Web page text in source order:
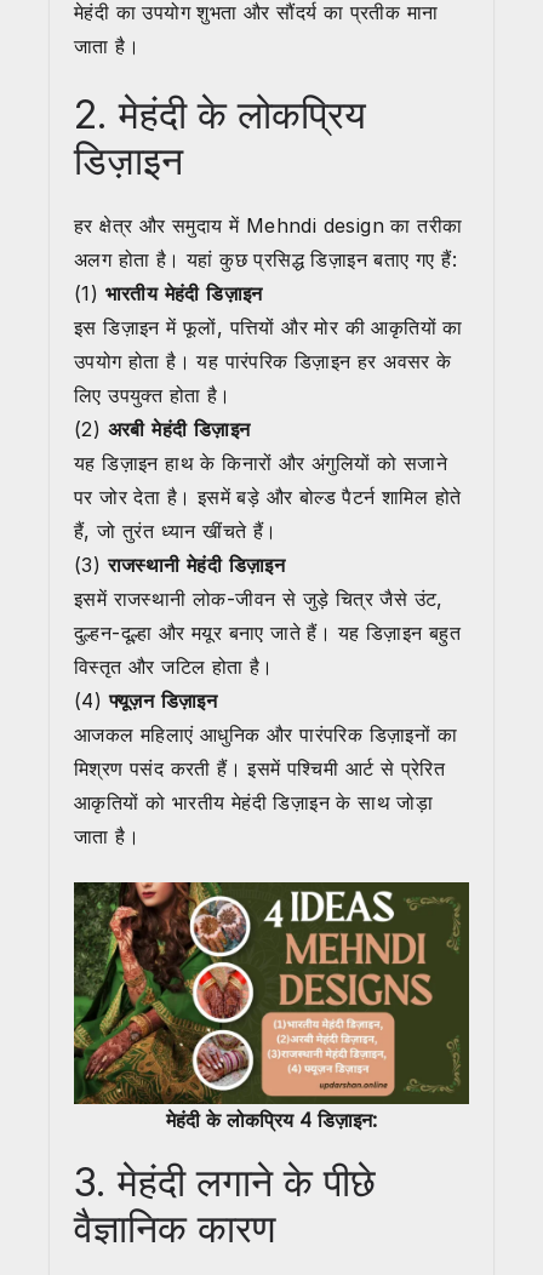
मेहंदी का उपयोग शुभता और सौंदर्य का प्रतीक माना
जाता है।
2. मेहंदी के लोकप्रिय
डिज़ाइन
हर क्षेत्र और समुदाय में Mehndi design का तरीका
अलग होता है। यहां कुछ प्रसिद्ध डिज़ाइन बताए गए हैं:
(1) भारतीय मेहंदी डिज़ाइन
इस डिज़ाइन में फूलों, पत्तियों और मोर की आकृतियों का
उपयोग होता है। यह पारंपरिक डिज़ाइन हर अवसर के
लिए उपयुक्त होता है।
(2) अरबी मेहंदी डिज़ाइन
यह डिज़ाइन हाथ के किनारों और अंगुलियों को सजाने
पर जोर देता है। इसमें बड़े और बोल्ड पैटर्न शामिल होते
हैं, जो तुरंत ध्यान खींचते हैं।
(3)राजस्थानी मेहंदी डिज़ाइन
इसमें राजस्थानी लोक-जीवन से जुड़े चित्र जैसे उंट,
दुल्हन-दूल्हा और मयूर बनाए जाते हैं। यह डिज़ाइन बहुत
विस्तृत और जटिल होता है।
(4)फ्यूज़न डिज़ाइन
आजकल महिलाएं आधुनिक और पारंपरिक डिज़ाइनों का
मिश्रण पसंद करती हैं। इसमें पश्चिमी आर्ट से प्रेरित
आकृतियों को भारतीय मेहंदी डिज़ाइन के साथ जोड़ा
जाता है।
मेहंदी के लोकप्रिय 4 डिज़ाइन:
3. मेहंदी लगाने के पीछे
वैज्ञानिक कारण